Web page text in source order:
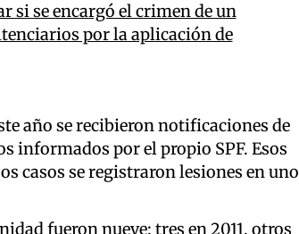
si se encargó el crimen de un
por la aplicación de
año se recibieron notificaciones de
informados por el propio SPF. Esos
casos se registraron lesiones en uno
fueron nueve: tres en 2011, otros